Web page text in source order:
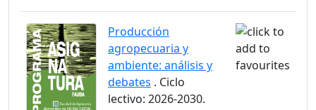
Producción
agropecuaria y
ambiente: análisis y
debates . Ciclo
lectivo: 2026-2030.